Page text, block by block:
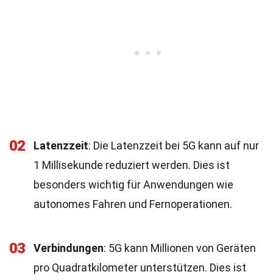
02 Latenzzeit: Die Latenzzeit bei 5G kann auf nur
1 Millisekunde reduziert werden. Dies ist
besonders wichtig für Anwendungen wie
autonomes Fahren und Fernoperationen.
03 Verbindungen: 5G kann Millionen von Geräten
pro Quadratkilometer unterstützen. Dies ist